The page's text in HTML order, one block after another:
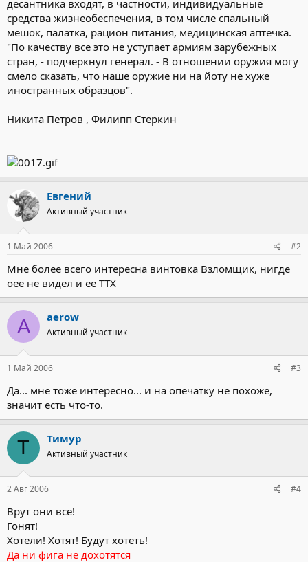
десантника входят, в частности, индивидуальные
средства жизнеобеспечения, в том числе спальный
мешок, палатка, рацион питания, медицинская аптечка.
"По качеству все это не уступает армиям зарубежных
стран, - подчеркнул генерал. - В отношении оружия могу
смело сказать, что наше оружие ни на йоту не хуже
иностранных образцов".
Никита Петров , Филипп Стеркин
Евгений
Активный участник
1 Май 2006 #2
Мне более всего интересна винтовка Взломщик, нигде
оее не видел и ее ТТХ
A aerow
Активный участник
1 Май 2006 #3
Да... мне тоже интересно... и на опечатку не похоже,
значит есть что-то.
Т Тимур
Активный участник
2 Авг 2006 #4
Врут они все!
Гонят!
Хотели! Хотят! Будут хотеть!
Да ни фига не дохотятся